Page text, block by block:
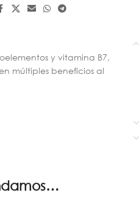
y vitamina B7,
múltiples beneficios al